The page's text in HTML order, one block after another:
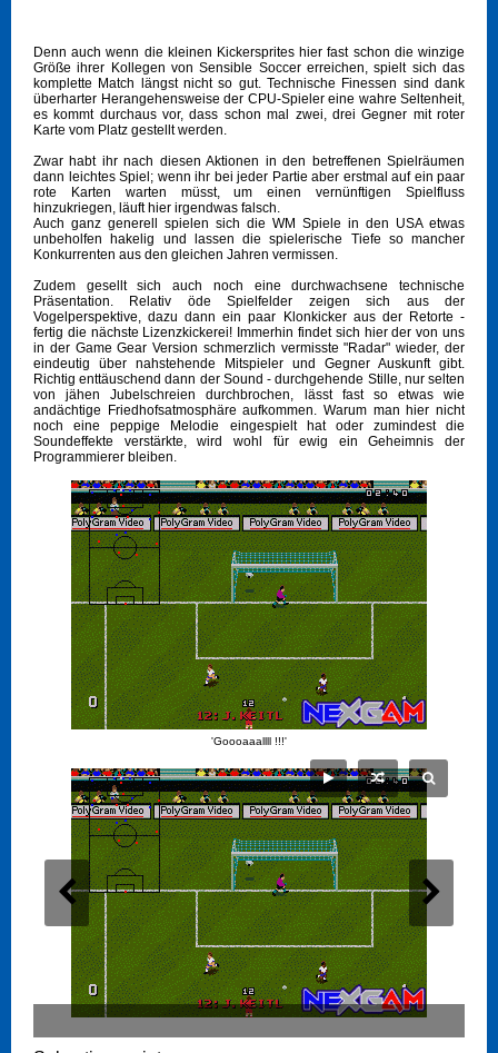
Denn auch wenn die kleinen Kickersprites hier fast schon die winzige
Größe ihrer Kollegen von Sensible Soccer erreichen, spielt sich das
komplette Match längst nicht so gut. Technische Finessen sind dank
überharter Herangehensweise der CPU-Spieler eine wahre Seltenheit,
es kommt durchaus vor, dass schon mal zwei, drei Gegner mit roter
Karte vom Platz gestellt werden.
Zwar habt ihr nach diesen Aktionen in den betreffenen Spielräumen
dann leichtes Spiel; wenn ihr bei jeder Partie aber erstmal auf ein paar
rote Karten warten müsst, um einen vernünftigen Spielfluss
hinzukriegen, läuft hier irgendwas falsch.
Auch ganz generell spielen sich die WM Spiele in den USA etwas
unbeholfen hakelig und lassen die spielerische Tiefe so mancher
Konkurrenten aus den gleichen Jahren vermissen.
Zudem gesellt sich auch noch eine durchwachsene technische
Präsentation. Relativ öde Spielfelder zeigen sich aus der
Vogelperspektive, dazu dann ein paar Klonkicker aus der Retorte -
fertig die nächste Lizenzkickerei! Immerhin findet sich hier der von uns
in der Game Gear Version schmerzlich vermisste "Radar" wieder, der
eindeutig über nahstehende Mitspieler und Gegner Auskunft gibt.
Richtig enttäuschend dann der Sound - durchgehende Stille, nur selten
von jähen Jubelschreien durchbrochen, lässt fast so etwas wie
andächtige Friedhofsatmosphäre aufkommen. Warum man hier nicht
noch eine peppige Melodie eingespielt hat oder zumindest die
Soundeffekte verstärkte, wird wohl für ewig ein Geheimnis der
Programmierer bleiben.
'Goooaaallll !!!'